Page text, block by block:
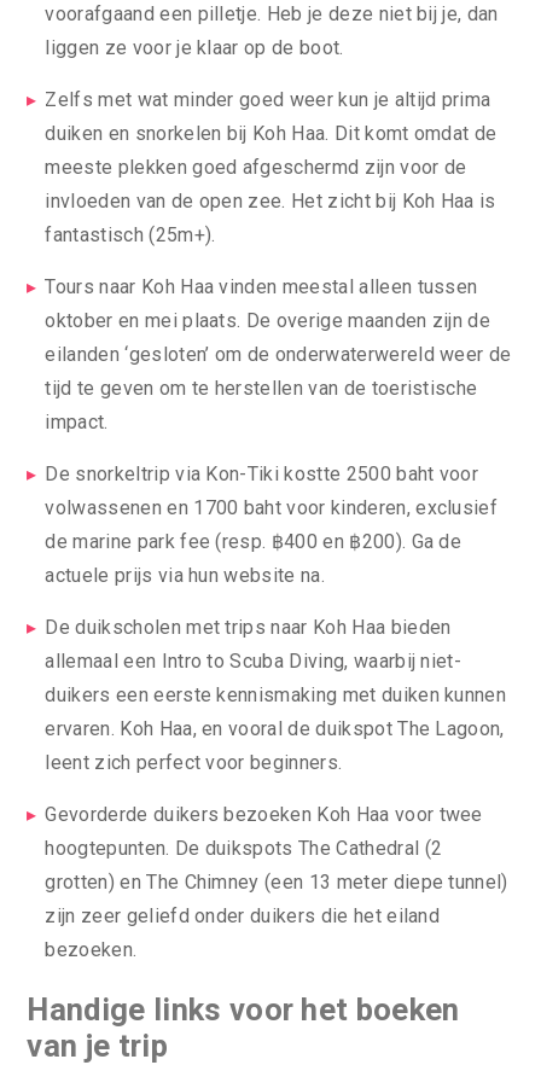
voorafgaand een pilletje. Heb je deze niet bij je, dan
liggen ze voor je klaar op de boot.
Zelfs met wat minder goed weer kun je altijd prima
duiken en snorkelen bij Koh Haa. Dit komt omdat de
meeste plekken goed afgeschermd zijn voor de
invloeden van de open zee. Het zicht bij Koh Haa is
fantastisch (25m+).
Tours naar Koh Haa vinden meestal alleen tussen
oktober en mei plaats. De overige maanden zijn de
eilanden ‘gesloten’ om de onderwaterwereld weer de
tijd te geven om te herstellen van de toeristische
impact.
De snorkeltrip via Kon-Tiki kostte 2500 baht voor
volwassenen en 1700 baht voor kinderen, exclusief
de marine park fee (resp. ฿400 en ฿200). Ga de
actuele prijs via hun website na.
De duikscholen met trips naar Koh Haa bieden
allemaal een Intro to Scuba Diving, waarbij niet-
duikers een eerste kennismaking met duiken kunnen
ervaren. Koh Haa, en vooral de duikspot The Lagoon,
leent zich perfect voor beginners.
Gevorderde duikers bezoeken Koh Haa voor twee
hoogtepunten. De duikspots The Cathedral (2
grotten) en The Chimney (een 13 meter diepe tunnel)
zijn zeer geliefd onder duikers die het eiland
bezoeken.
Handige links voor het boeken
van je trip